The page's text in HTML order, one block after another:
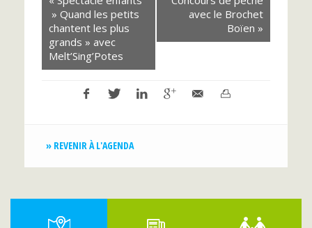
évènement
» Quand les petits
chantent les plus
grands » avec
Melt’Sing’Potes
avec le Brochet
Boïen »
» REVENIR À L'AGENDA